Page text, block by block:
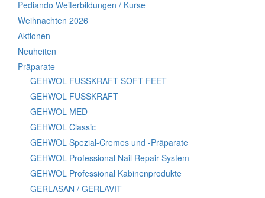
Pediando Weiterbildungen / Kurse
Weihnachten 2026
Aktionen
Neuheiten
Präparate
GEHWOL FUSSKRAFT SOFT FEET
GEHWOL FUSSKRAFT
GEHWOL MED
GEHWOL Classic
GEHWOL Spezial-Cremes und -Präparate
GEHWOL Professional Nail Repair System
GEHWOL Professional Kabinenprodukte
GERLASAN / GERLAVIT